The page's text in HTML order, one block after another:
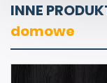
INNE
domowe